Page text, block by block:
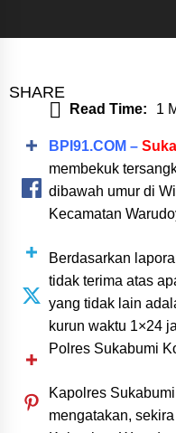
SHARE
Read Time: 1
BPI91.COM –
membekuk
dibawah umur di
Kecamatan
Berdasarkan
tidak terima atas
yang tidak lain
kurun waktu 1×24
Polres Sukabumi
Kapolres
mengatakan,